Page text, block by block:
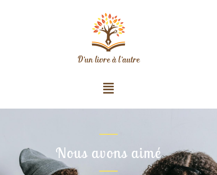
Nous avons aimé